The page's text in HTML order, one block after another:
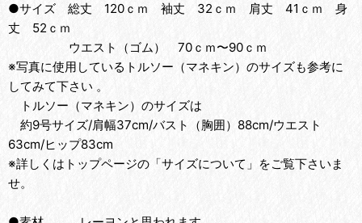
●サイズ 総丈 120ｃｍ 袖丈 32ｃｍ 肩丈 41ｃｍ 身
丈 52ｃｍ
ウエスト（ゴム） 70ｃｍ〜90ｃｍ
※写真に使用しているトルソー（マネキン）のサイズも参考に
してみて下さい 。
トルソー（マネキン）のサイズは
約9号サイズ/肩幅37cm/バスト（胸囲）88cm/ウエスト
63cm/ヒップ83cm
※詳しくはトップページの「サイズについて」をご覧下さいま
せ。